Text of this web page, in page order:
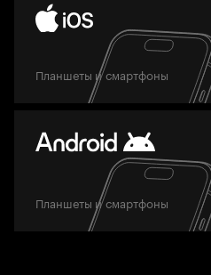
Планшеты и смартфоны
Планшеты и смартфоны